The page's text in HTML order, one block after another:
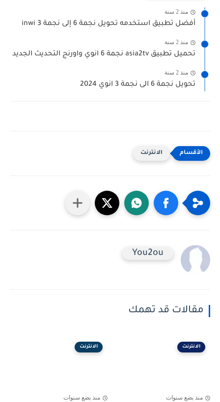
منذ 2 سنة
أفضل تطبيق استخدمه تحويل نجمة 6 إلى نجمة 3 inwi
منذ 2 سنة
تحميل تطبيق asia2tv نجمة 6 انوي واورنج التحديث الجديد
منذ 2 سنة
تحويل نجمة 6 الى نجمة 3 انوي 2024
الانترنت
You2ou
مقالات قد تهمك
الانترنت
منذ بضع سنوات
الانترنت
منذ بضع سنوات